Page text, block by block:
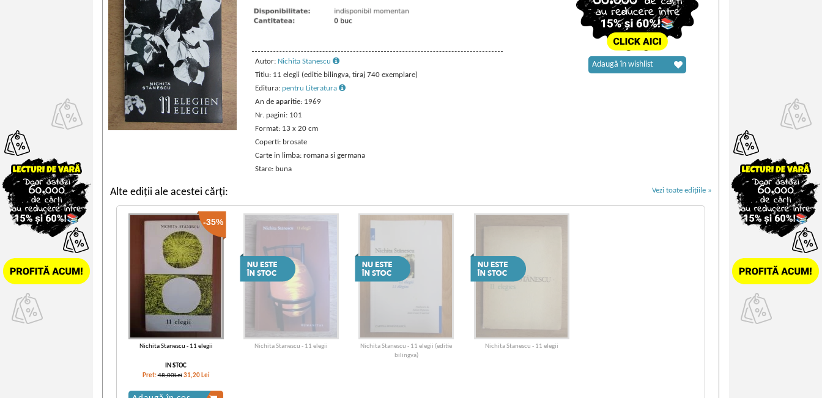
Autor: Nichita Stanescu
Titlu: 11 elegii (editie bilingva, tiraj 740 exemplare)
Editura: pentru Literatura
An de aparitie: 1969
Nr. pagini: 101
Format: 13 x 20 cm
Coperti: brosate
Carte in limba: romana si germana
Stare: buna
Adaugă în wishlist
Alte ediții ale acestei cărți: Vezi toate edițiile »
-35%
Nichita Stanescu - 11 elegii
IN STOC
Pret:48,00Lei 31,20 Lei
Nichita Stanescu - 11 elegii
Nichita Stanescu - 11 elegii (editie
bilingva)
Nichita Stanescu - 11 elegii